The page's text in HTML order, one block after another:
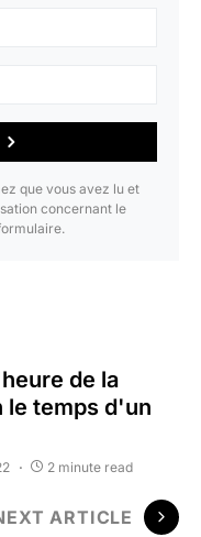
que vous avez lu et
concernant le
de la
le temps d'un
2 minute read
ARTICLE